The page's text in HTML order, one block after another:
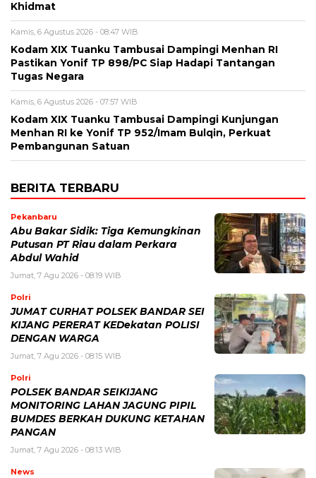
Khidmat
Kamis, 6 Agustus 2026 - 08:47 WIB
Kodam XIX Tuanku Tambusai Dampingi Menhan RI
Pastikan Yonif TP 898/PC Siap Hadapi Tantangan
Tugas Negara
Kamis, 6 Agustus 2026 - 07:57 WIB
Kodam XIX Tuanku Tambusai Dampingi Kunjungan
Menhan RI ke Yonif TP 952/Imam Bulqin, Perkuat
Pembangunan Satuan
BERITA TERBARU
Pekanbaru
Abu Bakar Sidik: Tiga Kemungkinan
Putusan PT Riau dalam Perkara
Abdul Wahid
Jumat, 7 Agu 2026 - 08:19 WIB
Polri
JUMAT CURHAT POLSEK BANDAR SEI
KIJANG PERERAT KEDekatan POLISI
DENGAN WARGA
Jumat, 7 Agu 2026 - 08:15 WIB
Polri
POLSEK BANDAR SEIKIJANG
MONITORING LAHAN JAGUNG PIPIL
BUMDES BERKAH DUKUNG KETAHAN
PANGAN
Jumat, 7 Agu 2026 - 08:13 WIB
News